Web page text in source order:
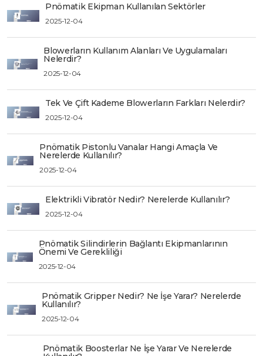
Pnömatik Ekipman Kullanılan Sektörler
2025-12-04
Blowerların Kullanım Alanları Ve Uygulamaları
Nelerdir?
2025-12-04
Tek Ve Çift Kademe Blowerların Farkları Nelerdir?
2025-12-04
Pnömatik Pistonlu Vanalar Hangi Amaçla Ve
Nerelerde Kullanılır?
2025-12-04
Elektrikli Vibratör Nedir? Nerelerde Kullanılır?
2025-12-04
Pnömatik Silindirlerin Bağlantı Ekipmanlarının
Önemi Ve Gerekliliği
2025-12-04
Pnömatik Gripper Nedir? Ne İşe Yarar? Nerelerde
Kullanılır?
2025-12-04
Pnömatik Boosterlar Ne İşe Yarar Ve Nerelerde